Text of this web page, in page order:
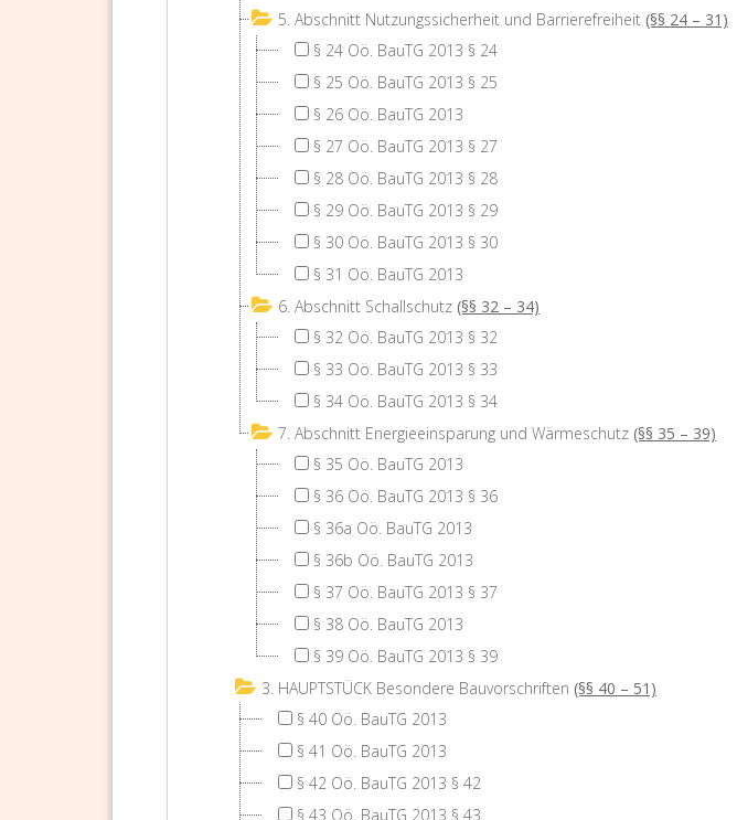
5. Abschnitt Nutzungssicherheit und Barrierefreiheit (§§ 24 – 31)
§ 24 Oö. BauTG 2013 § 24
§ 25 Oö. BauTG 2013 § 25
§ 26 Oö. BauTG 2013
§ 27 Oö. BauTG 2013 § 27
§ 28 Oö. BauTG 2013 § 28
§ 29 Oö. BauTG 2013 § 29
§ 30 Oö. BauTG 2013 § 30
§ 31 Oö. BauTG 2013
6. Abschnitt Schallschutz (§§ 32 – 34)
§ 32 Oö. BauTG 2013 § 32
§ 33 Oö. BauTG 2013 § 33
§ 34 Oö. BauTG 2013 § 34
7. Abschnitt Energieeinsparung und Wärmeschutz (§§ 35 – 39)
§ 35 Oö. BauTG 2013
§ 36 Oö. BauTG 2013 § 36
§ 36a Oö. BauTG 2013
§ 36b Oö. BauTG 2013
§ 37 Oö. BauTG 2013 § 37
§ 38 Oö. BauTG 2013
§ 39 Oö. BauTG 2013 § 39
3. HAUPTSTÜCK Besondere Bauvorschriften (§§ 40 – 51)
§ 40 Oö. BauTG 2013
§ 41 Oö. BauTG 2013
§ 42 Oö. BauTG 2013 § 42
§ 43 Oö. BauTG 2013 § 43